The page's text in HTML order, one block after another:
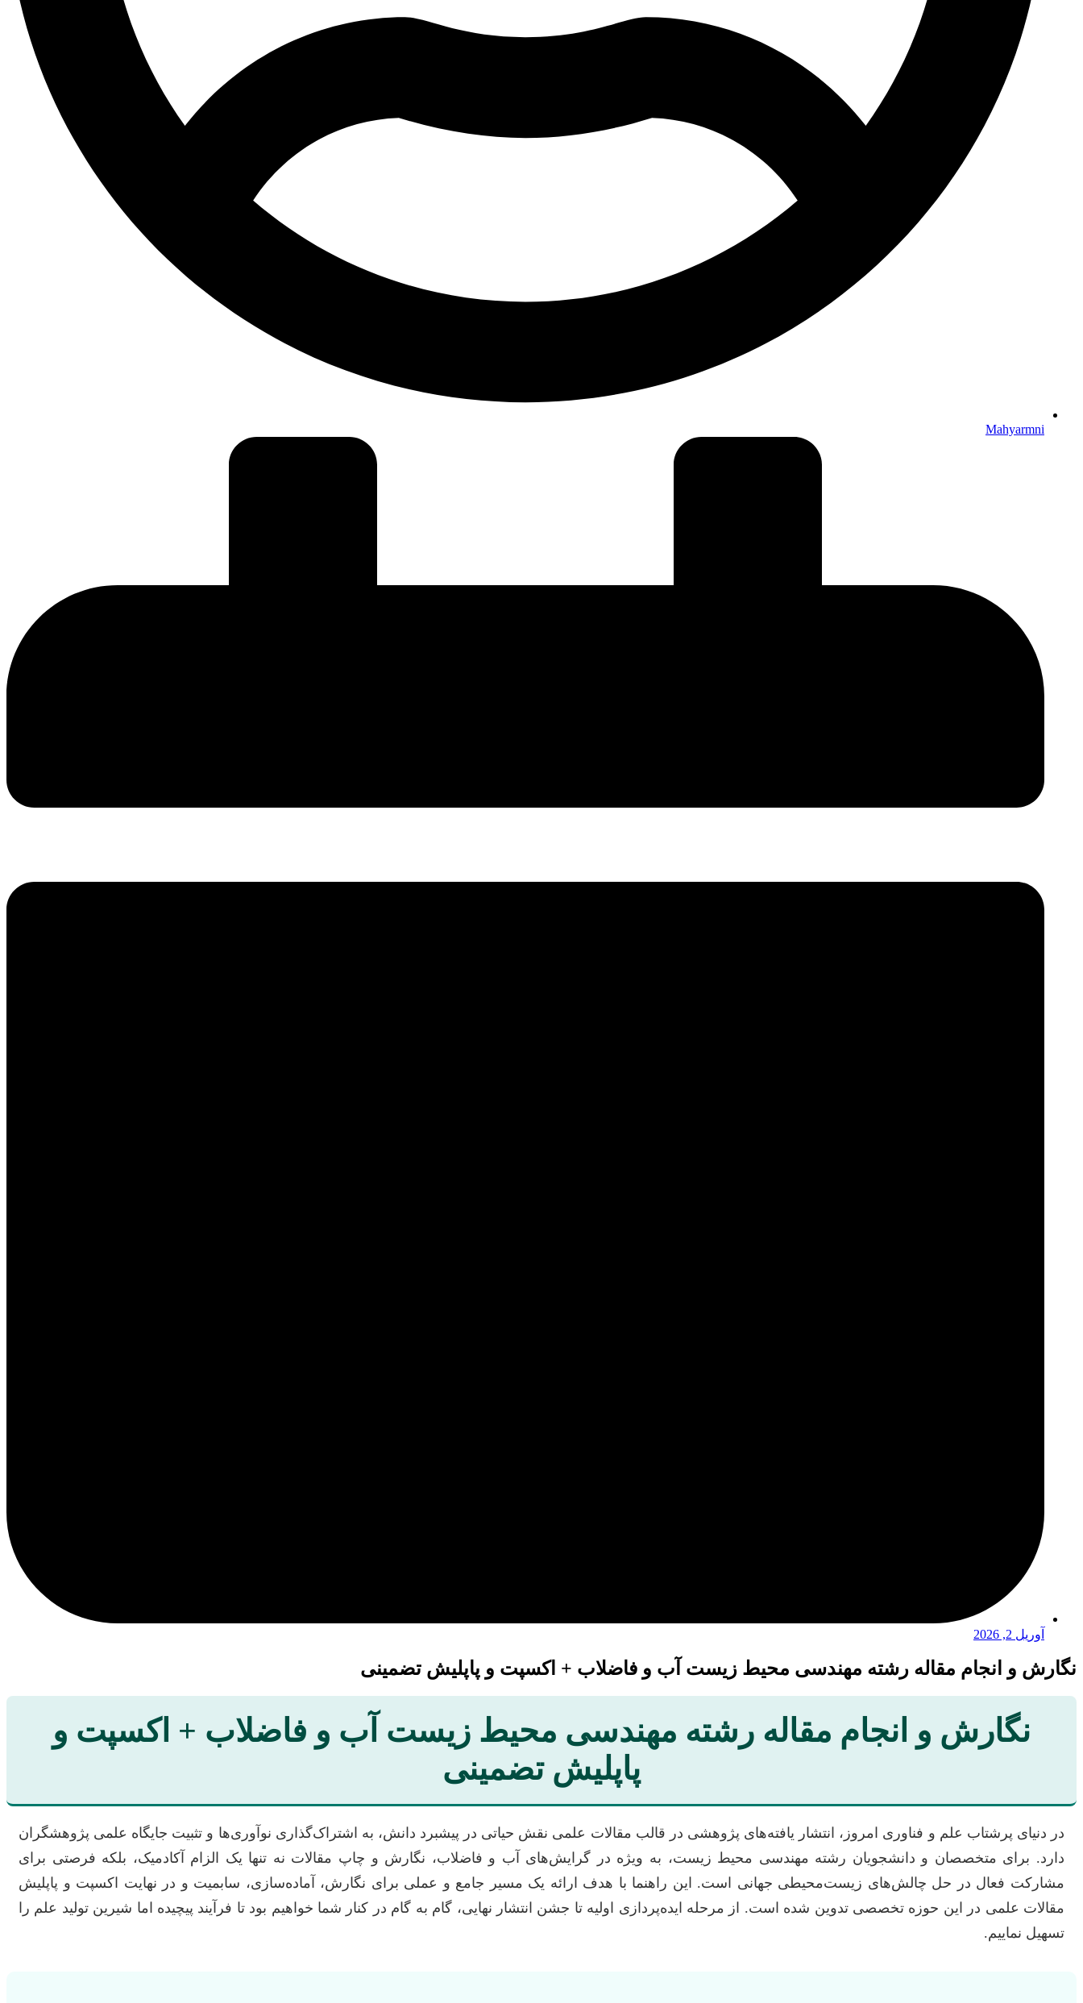
Mahyarmni
آوریل 2, 2026
نگارش و انجام مقاله رشته مهندسی محیط زیست آب و فاضلاب + اکسپت و پاپلیش تضمینی
نگارش و انجام مقاله رشته مهندسی محیط زیست آب و فاضلاب + اکسپت و
پاپلیش تضمینی
در دنیای پرشتاب علم و فناوری امروز، انتشار یافته‌های پژوهشی در قالب مقالات علمی نقش حیاتی در پیشبرد دانش، به اشتراک‌گذاری نوآوری‌ها و تثبیت جایگاه علمی پژوهشگران
دارد. برای متخصصان و دانشجویان رشته مهندسی محیط زیست، به ویژه در گرایش‌های آب و فاضلاب، نگارش و چاپ مقالات نه تنها یک الزام آکادمیک، بلکه فرصتی برای
مشارکت فعال در حل چالش‌های زیست‌محیطی جهانی است. این راهنما با هدف ارائه یک مسیر جامع و عملی برای نگارش، آماده‌سازی، سابمیت و در نهایت اکسپت و پاپلیش
مقالات علمی در این حوزه تخصصی تدوین شده است. از مرحله ایده‌پردازی اولیه تا جشن انتشار نهایی، گام به گام در کنار شما خواهیم بود تا فرآیند پیچیده اما شیرین تولید علم را
تسهیل نماییم.